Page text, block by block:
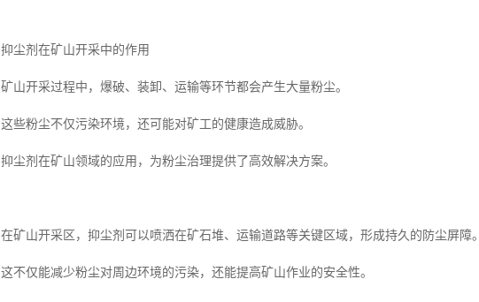
抑尘剂在矿山开采中的作用
矿山开采过程中，爆破、装卸、运输等环节都会产生大量粉尘。
这些粉尘不仅污染环境，还可能对矿工的健康造成威胁。
抑尘剂在矿山领域的应用，为粉尘治理提供了高效解决方案。
在矿山开采区，抑尘剂可以喷洒在矿石堆、运输道路等关键区域，形成持久的防尘屏障。
这不仅能减少粉尘对周边环境的污染，还能提高矿山作业的安全性。